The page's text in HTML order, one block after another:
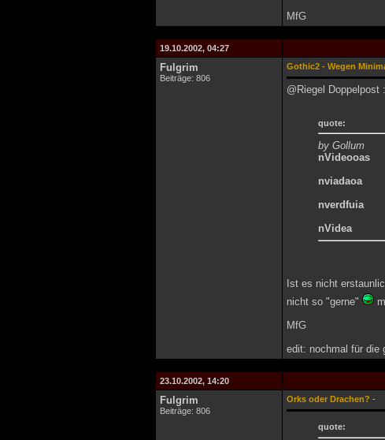
MfG
19.10.2002, 04:27
Fulgrim
Beiträge: 806
Gothic2 - Wegen
@Riegel
quote:
by Gollum
nVideooas
nviadaoa
nverdfuia
nVidea
Ist es nicht
nicht so "gerne"
MfG
edit: nochmal für die
23.10.2002, 14:20
Fulgrim
Beiträge: 806
Orks oder Drachen? -
quote: